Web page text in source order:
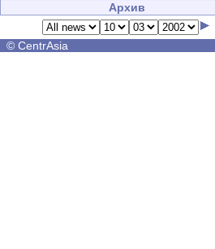
Архив
© CentrAsia